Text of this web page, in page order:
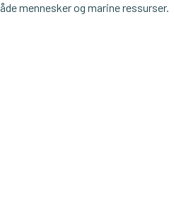
mennesker og marine ressurser.